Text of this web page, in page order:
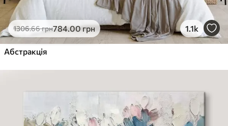
1306.66грн784.00грн 1.1k
Абстракція